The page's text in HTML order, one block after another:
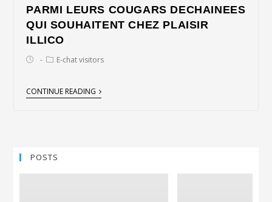
PARMI LEURS COUGARS DECHAINEES
QUI SOUHAITENT CHEZ PLAISIR
ILLICO
E-chat visitors
CONTINUE READING
POSTS